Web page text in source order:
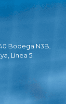
Bodega N3B,
Línea 5.